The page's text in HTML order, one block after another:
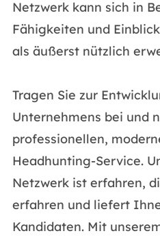
Netzwerk kann sich in
Fähigkeiten und
als äußerst nützlich
Tragen Sie zur
Unternehmens bei und
professionellen,
Headhunting-Service.
Netzwerk ist erfahren,
erfahren und liefert
Kandidaten. Mit